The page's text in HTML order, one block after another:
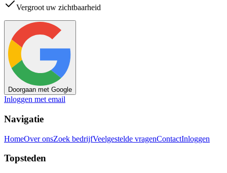
Vergroot uw zichtbaarheid
Doorgaan met Google
Inloggen met email
Navigatie
HomeOver onsZoek bedrijfVeelgestelde vragenContactInloggen
Topsteden